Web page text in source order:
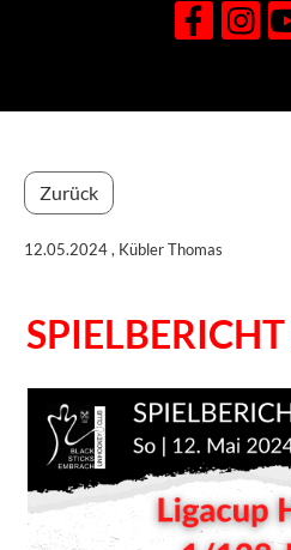
Zurück
12.05.2024, Kübler Thomas